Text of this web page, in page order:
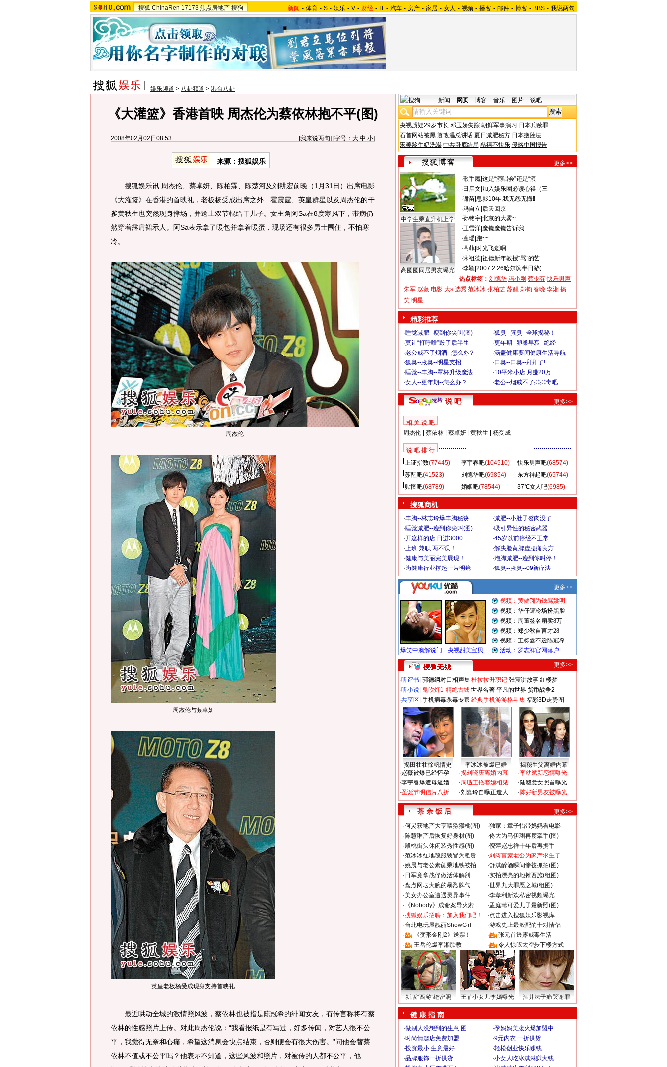
搜狐 ChinaRen 17173 焦点房地产 搜狗 新闻 - 体育 - S - 娱乐 - V - 财经 - IT - 汽车 - 房产 - 家居 - 女人 - 视频 - 播客 - 邮件 - 博客 - BBS - 我说两句
娱乐频道 > 八卦频道 > 港台八卦
《大灌篮》香港首映 周杰伦为蔡依林抱不平(图)
2008年02月02日08:53 [我来说两句] [字号： 大 中 小]
来源：搜狐娱乐
搜狐娱乐讯 周杰伦、蔡卓妍、陈柏霖、陈楚河及刘耕宏前晚（1月31日）出席电影
《大灌篮》在香港的首映礼，老板杨受成出席之外，霍震霆、英皇群星以及周杰伦的干
爹黄秋生也突然现身撑场，并送上双节棍给干儿子。女主角阿Sa在8度寒风下，带病仍
然穿着露肩裙示人。阿Sa表示拿了暖包并拿着暖蛋，现场还有很多男士围住，不怕寒
冷。
周杰伦
周杰伦与蔡卓妍
英皇老板杨受成现身支持首映礼
最近哄动全城的激情照风波，蔡依林也被指是陈冠希的绯闻女友，有传言称将有蔡
依林的性感照片上传。对此周杰伦说：“我看报纸是有写过，好多传闻，对艺人很不公
平，我觉得无奈和心痛，希望这消息会快点结束，否则便会有很大伤害。”问他会替蔡
依林不值或不公平吗？他表示不知道，这些风波和照片，对被传的人都不公平，他
新闻 网页 博客 音乐 图片 说吧
央视质疑29岁市长 邓玉娇失踪 朝鲜军事演习 日本兵赎罪
石首网站被黑 篡改温总讲话 夏日减肥秘方 日本瘦脸法
宋美龄牛奶洗澡 中共卧底结局 慈禧不快乐 侵略中国报告
更多>>
中学生乘直升机上学
高圆圆同居男友曝光
·歌手魔| 这是“演唱会”还是“演
· 田启文 加入娱乐圈必读心得（三
·谢苗| 息影10年,我无怨无悔!!
·冯自立 后天回京
·孙铭宇| 北京的大雾~
·王雪洋| 魔镜魔镜告诉我
·童瑶| 跑~~
·高菲| 时光飞逝啊
·宋祖德| 祖德新年教授“骂”的艺
·李颖| 2007.2.26哈尔滨半日游(
热点标签： 刘德华 冯小刚 蔡少芬 快乐男声
朱军 赵薇 电影 大s 选秀 范冰冰 张柏芝 苏醒 郑钧 春晚 李湘 搞
笑 明星
精彩推荐
·睡觉减肥--瘦到你尖叫(图) ·狐臭--腋臭--全球揭秘！
·莫让“打呼噜”毁了后半生 ·更年期--卵巢早衰--绝经
·老公戒不了烟酒--怎么办？ ·涵盖健康要闻健康生活导航
·狐臭--腋臭--明星支招 ·口臭--口臭--拜拜了!
·睡觉--丰胸--罩杯升级魔法 ·10平米小店 月赚20万
·女人--更年期--怎么办？ ·老公--烟戒不了排排毒吧
说 吧 更多>>
相 关 说 吧
周杰伦| 蔡依林| 蔡卓妍| 黄秋生 杨受成
说 吧 排 行
上证指数(77445) 李宇春吧(104510) 快乐男声吧(68574)
苏醒吧(41523) 刘德华吧(69854) 东方神起吧(65744)
贴图吧(68789) 婚姻吧(78544) 37℃女人吧(6985)
搜狐商机
·丰胸--林志玲爆丰胸秘诀 ·减肥--小肚子赘肉没了
·睡觉减肥--瘦到你尖叫(图) ·吸引异性的秘密武器
·开这样的店 日进3000 ·45岁以前停经不正常
·上班 兼职 两不误！ ·解决脸黄脾虚腰痛良方
·健康与美丽完美展现！ ·泡脚减肥--瘦到你叫停！
·为健康行业撑起一片明镜 ·狐臭--腋臭--09新疗法
更多>>
·听评书 郭德纲对口相声集 杜拉拉升职记 张震讲故事 红楼梦
·听小说 鬼吹灯1-精绝古城 世界名著 平凡的世界 货币战争2
·共享区 手机病毒杀毒专家 经典手机游游格斗集 福彩3D走势图
揭田壮壮徐帆情史 李冰冰被爆已婚
揭秘生父离婚内幕
·赵薇被爆已经怀孕
·李宇春爆遭母逼婚
·圣诞节明信片八折
·揭刘晓庆离婚内幕
·周迅王艳婆媳相见
·刘嘉玲自曝正造人
·李幼斌新恋情曝光
·陆毅爱女照首曝光
·陈好新男友被曝光
茶 余 饭 后
更多>>
·何炅获地产大亨喂猕猴桃(图) ·独家：章子怡带妈妈看电影
·陈慧琳产后恢复好身材(图) ·佟大为马伊琍再度牵手(图)
·殷桃街头休闲装秀性感(图) ·倪萍赵忠祥十年后再携手
·范冰冰红地毯服装皆为租赁 ·刘涛富豪老公为家产求生子
·姚晨与老公素颜乘地铁被拍 ·舒淇醉酒瞬间惨被抓拍(图)
· 日军竟拿战俘做活体解剖 ·实拍漂亮的地摊西施(组图)
·盘点网坛大腕的暴烈脾气 ·世界九大罪恶之城(组图)
·美女办公室遭遇灵异事件 ·李孝利新欢私密视频曝光
· 《Nobody》成命案导火索 ·孟庭苇可爱儿子最新照(图)
·搜狐娱乐招聘：加入我们吧！ ·点击进入搜狐娱乐影视库
·台北电玩展靓丽ShowGirl ·游戏史上最般配的十对情侣
·
《变形金刚2》送票！ ·
张元首透露戒毒生活
·
王岳伦爆李湘胎教 · 令人惊叹太空步下楼方式
新版“西游”绝密照 王菲小女儿李嫣曝光 酒井法子痛哭谢罪
健 康 指 南
·做别人没想到的生意 图 ·孕妈妈美腹火爆加盟中
·时尚情趣店免费加盟 ·9元内衣 一折供货
·投资最小 生意最好 ·轻松创业快乐赚钱
·品牌服饰一折供货 ·小女人吃冰淇淋赚大钱